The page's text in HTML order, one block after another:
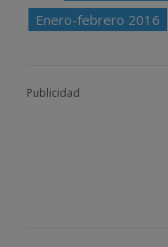
Enero-febrero 2016
Publicidad